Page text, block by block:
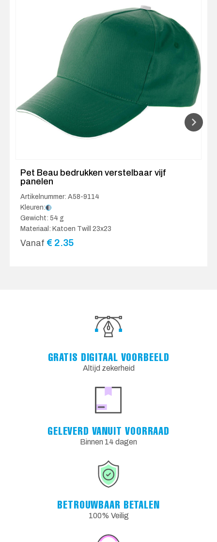
Pet Beau bedrukken verstelbaar vijf
panelen
Artikelnummer: A58-9114
Kleuren:
Gewicht: 54 g
Materiaal: Katoen Twill 23x23
Vanaf € 2.35
GRATIS DIGITAAL VOORBEELD
Altijd zekerheid
GELEVERD VANUIT VOORRAAD
Binnen 14 dagen
BETROUWBAAR BETALEN
100% Veilig